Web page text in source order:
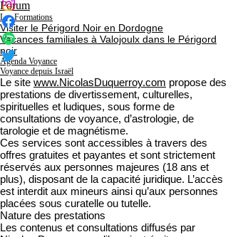
Forum
Les Formations
Visiter le Périgord Noir en Dordogne
Vacances familiales à Valojoulx dans le Périgord
noir
Agenda Voyance
Voyance depuis Israël
Le site www.NicolasDuquerroy.com propose des
prestations de divertissement, culturelles,
spirituelles et ludiques, sous forme de
consultations de voyance, d’astrologie, de
tarologie et de magnétisme.
Ces services sont accessibles à travers des
offres gratuites et payantes et sont strictement
réservés aux personnes majeures (18 ans et
plus), disposant de la capacité juridique. L’accès
est interdit aux mineurs ainsi qu’aux personnes
placées sous curatelle ou tutelle.
Nature des prestations
Les contenus et consultations diffusés par